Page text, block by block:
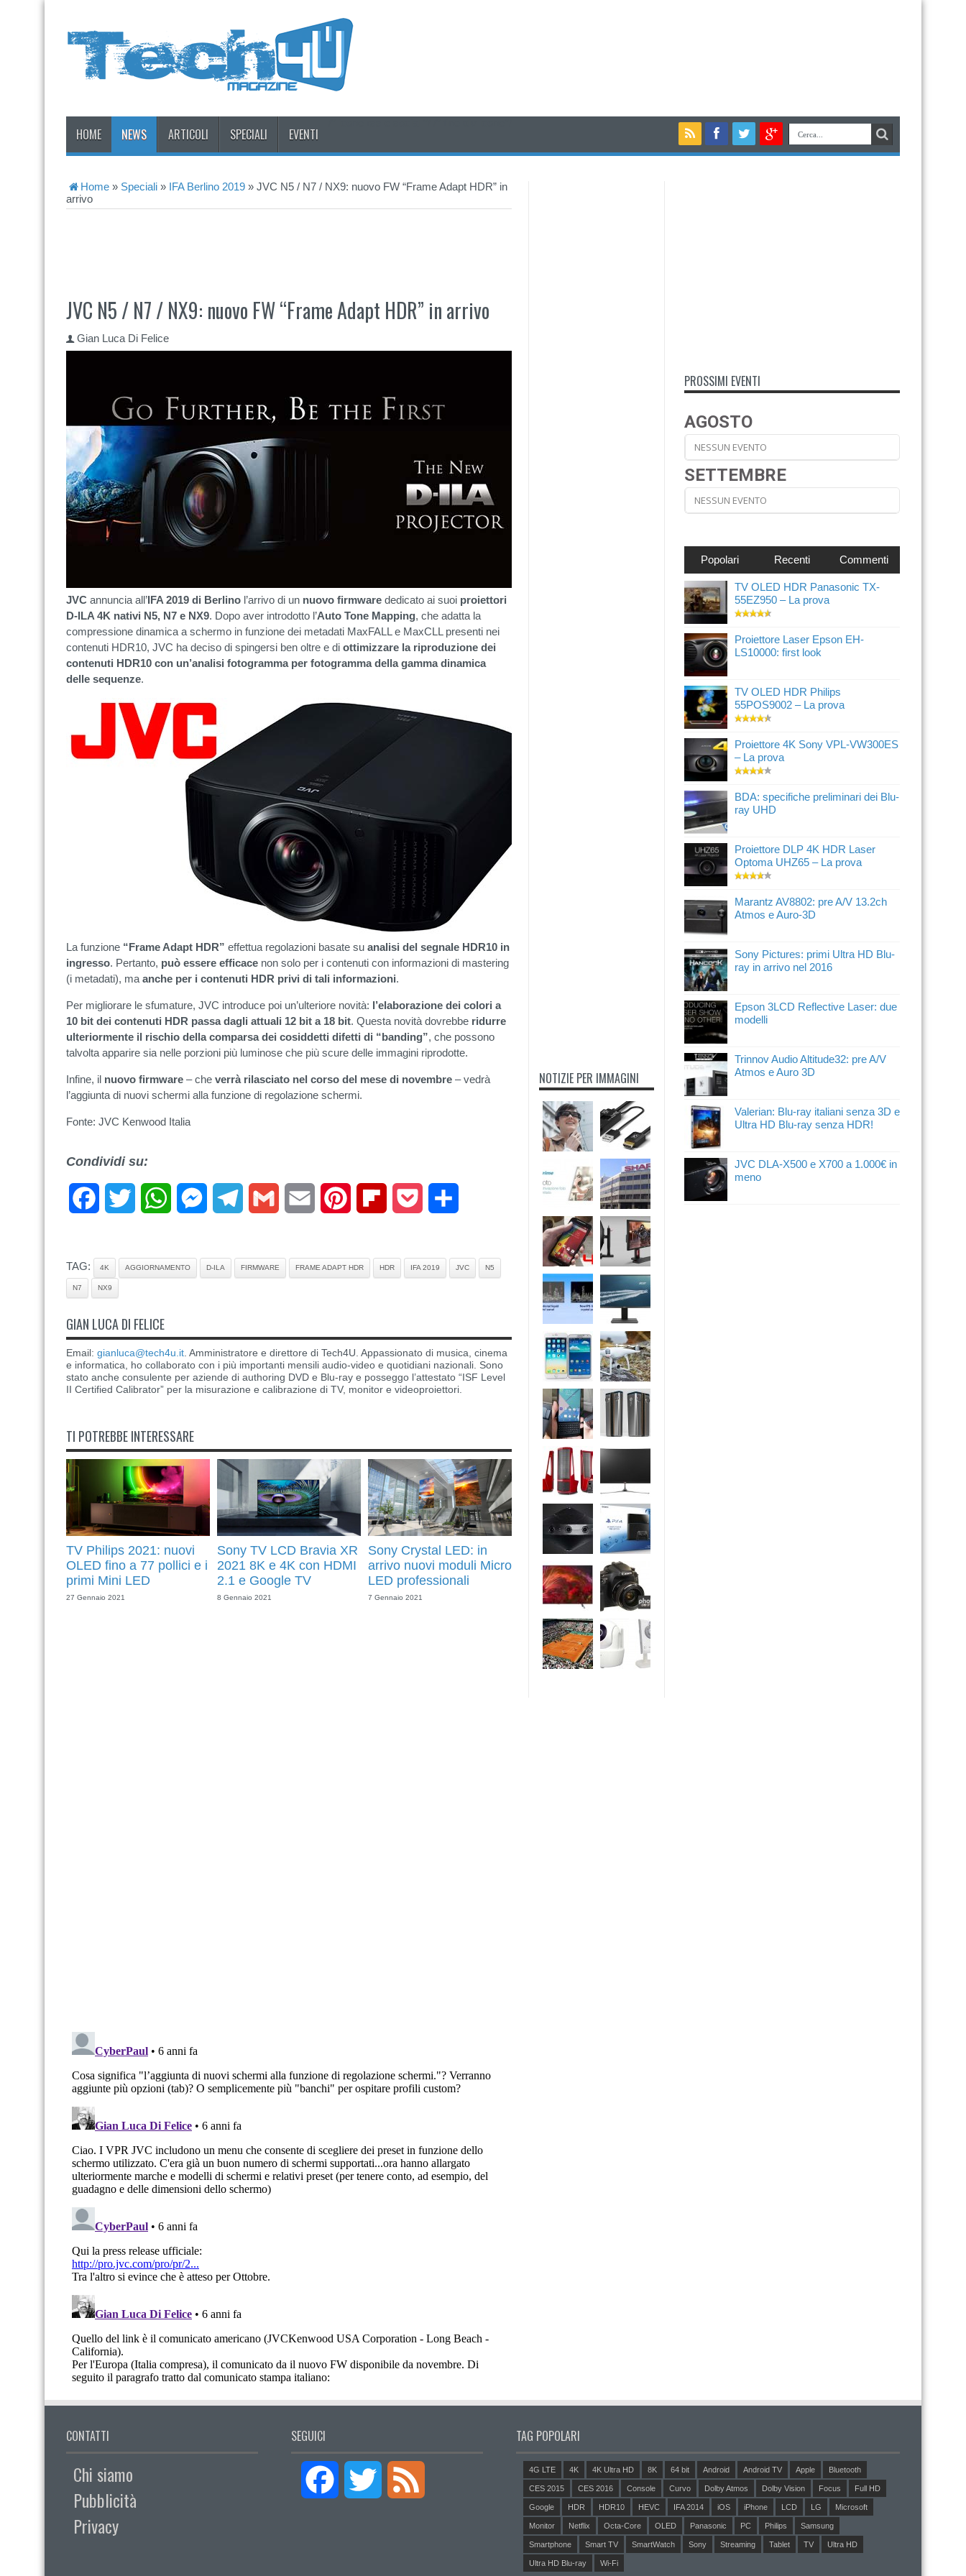
HOME NEWS ARTICOLI SPECIALI EVENTI
Home » Speciali » IFA Berlino 2019 » JVC N5 / N7 / NX9: nuovo FW “Frame Adapt HDR” in
arrivo
JVC N5 / N7 / NX9: nuovo FW “Frame Adapt HDR” in arrivo
Gian Luca Di Felice
JVC annuncia all’IFA 2019 di Berlino l’arrivo di un nuovo firmware dedicato ai suoi proiettori
D-ILA 4K nativi N5, N7 e NX9. Dopo aver introdotto l’Auto Tone Mapping, che adatta la
compressione dinamica a schermo in funzione dei metadati MaxFALL e MaxCLL presenti nei
contenuti HDR10, JVC ha deciso di spingersi ben oltre e di ottimizzare la riproduzione dei
contenuti HDR10 con un’analisi fotogramma per fotogramma della gamma dinamica
delle sequenze.
La funzione “Frame Adapt HDR” effettua regolazioni basate su analisi del segnale HDR10 in
ingresso. Pertanto, può essere efficace non solo per i contenuti con informazioni di mastering
(i metadati), ma anche per i contenuti HDR privi di tali informazioni.
Per migliorare le sfumature, JVC introduce poi un’ulteriore novità: l’elaborazione dei colori a
10 bit dei contenuti HDR passa dagli attuali 12 bit a 18 bit. Questa novità dovrebbe ridurre
ulteriormente il rischio della comparsa dei cosiddetti difetti di “banding”, che possono
talvolta apparire sia nelle porzioni più luminose che più scure delle immagini riprodotte.
Infine, il nuovo firmware – che verrà rilasciato nel corso del mese di novembre – vedrà
l’aggiunta di nuovi schermi alla funzione di regolazione schermi.
Fonte: JVC Kenwood Italia
Condividi su:
FacebookTwitter WhatsAppMessengerTelegramGmail Email Pinterest FlipboardPocket
TAG: 4K AGGIORNAMENTO D-ILA FIRMWARE FRAME ADAPT HDR HDR IFA 2019 JVC N5
N7 NX9
GIAN LUCA DI FELICE
Email: gianluca@tech4u.it . Amministratore e direttore di Tech4U. Appassionato di musica, cinema
e informatica, ho collaborato con i più importanti mensili audio-video e quotidiani nazionali. Sono
stato anche consulente per aziende di authoring DVD e Blu-ray e posseggo l’attestato “ISF Level
II Certified Calibrator” per la misurazione e calibrazione di TV, monitor e videoproiettori.
TI POTREBBE INTERESSARE
TV Philips 2021: nuovi
OLED fino a 77 pollici e i
primi Mini LED
27 Gennaio 2021
Sony TV LCD Bravia XR
2021 8K e 4K con HDMI
2.1 e Google TV
8 Gennaio 2021
Sony Crystal LED: in
arrivo nuovi moduli Micro
LED professionali
7 Gennaio 2021
NOTIZIE PER IMMAGINI
PROSSIMI EVENTI
AGOSTO
NESSUN EVENTO
SETTEMBRE
NESSUN EVENTO
Popolari Recenti Commenti
TV OLED HDR Panasonic TX-
55EZ950 – La prova
Proiettore Laser Epson EH-
LS10000: first look
TV OLED HDR Philips
55POS9002 – La prova
Proiettore 4K Sony VPL-VW300ES
– La prova
BDA: specifiche preliminari dei Blu-
ray UHD
Proiettore DLP 4K HDR Laser
Optoma UHZ65 – La prova
Marantz AV8802: pre A/V 13.2ch
Atmos e Auro-3D
Sony Pictures: primi Ultra HD Blu-
ray in arrivo nel 2016
Epson 3LCD Reflective Laser: due
modelli
Trinnov Audio Altitude32: pre A/V
Atmos e Auro 3D
Valerian: Blu-ray italiani senza 3D e
Ultra HD Blu-ray senza HDR!
JVC DLA-X500 e X700 a 1.000€ in
meno
CONTATTI
Chi siamo
Pubblicità
Privacy
SEGUICI
Facebook Twitter
TAG POPOLARI
4G LTE 4K 4K Ultra HD 8K 64 bit Android Android TV Apple Bluetooth
CES 2015 CES 2016 Console Curvo Dolby Atmos Dolby Vision Focus Full HD
Google HDR HDR10 HEVC IFA 2014 iOS iPhone LCD LG Microsoft
Monitor Netflix Octa-Core OLED Panasonic PC Philips Samsung
Smartphone Smart TV SmartWatch Sony Streaming Tablet TV Ultra HD
Ultra HD Blu-ray Wi-Fi